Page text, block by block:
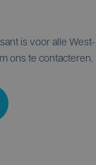
is voor alle West-
ons te contacteren.